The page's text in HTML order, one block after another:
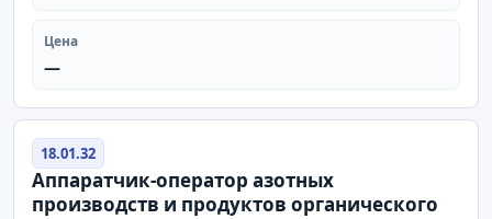
Цена
—
18.01.32
Аппаратчик-оператор азотных
производств и продуктов органического